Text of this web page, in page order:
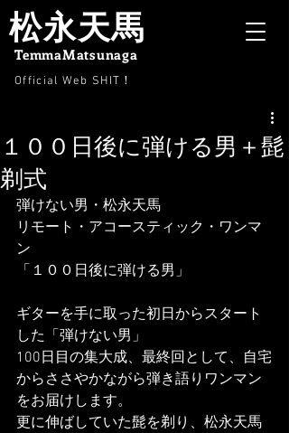
Official Web SHIT ！
松永天馬
TemmaMatsunaga
１００日後に弾ける男＋髭
剃式
弾けない男・松永天馬
リモート・アコースティック・ワンマ
ン
「１００日後に弾ける男」
ギターを手に取った初日からスタート
した「弾けない男」
100日目の集大成、最終回として、自宅
からささやかながら弾き語りワンマン
をお届けします。
更に伸ばしていた髭を剃り、松永天馬